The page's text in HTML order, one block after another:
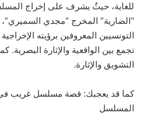
للغاية، حيثٌ يشرف على إخراج
“الضارية” المخرج “مجدي
التونسيين المعروفين برؤيته
تجمع بين الواقعية والإثارة
التشويق والإثارة.
كما قد يعجبك: قصة مسلسل غريب في
المسلسل